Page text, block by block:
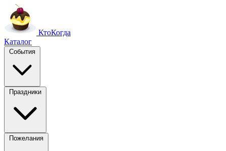
КтоКогда
Каталог
События
Праздники
Пожелания